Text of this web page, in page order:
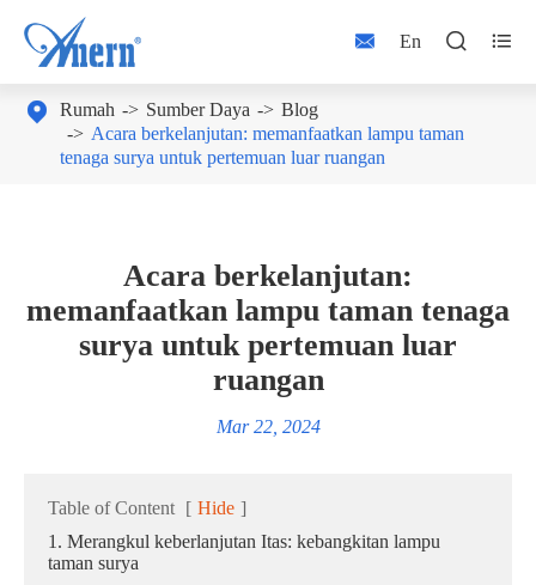
 En  
 Rumah Sumber Daya
Blog
Acara berkelanjutan: memanfaatkan lampu taman
tenaga surya untuk pertemuan luar ruangan
Acara berkelanjutan:
memanfaatkan lampu taman tenaga
surya untuk pertemuan luar
ruangan
Mar 22, 2024
Table of Content [ Hide ]
1. Merangkul keberlanjutan Itas: kebangkitan lampu
taman surya